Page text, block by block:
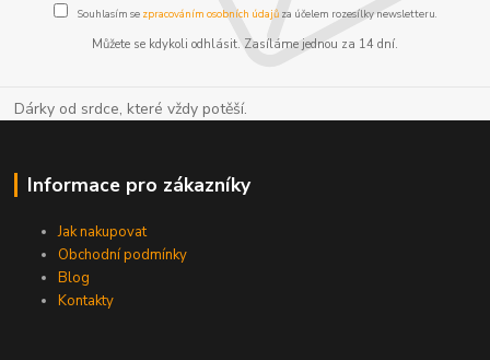
Souhlasím se zpracováním osobních údajůza účelem rozesílky newsletteru.
Můžete se kdykoli odhlásit. Zasíláme jednou za 14 dní.
Dárky od srdce, které vždy potěší.
Informace pro zákazníky
Jak nakupovat
Obchodní podmínky
Blog
Kontakty